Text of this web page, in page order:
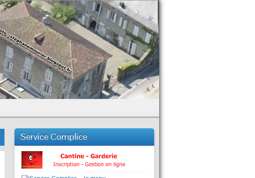
Service Complice